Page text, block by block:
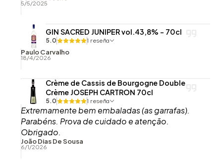
5/5/2025
GIN SACRED JUNIPER vol.43,8% - 70cl
5.0 1 reseña
Paulo Carvalho
18/4/2026
Crème de Cassis de Bourgogne Double
Crème JOSEPH CARTRON 70cl
5.0 1 reseña
Extremamente bem embaladas (as garrafas).
Parabéns. Prova de cuidado e atenção.
Obrigado.
João Dias De Sousa
6/1/2026